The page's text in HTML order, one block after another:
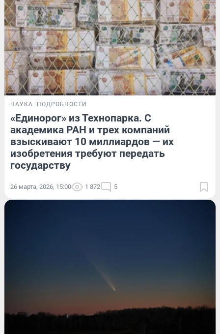
НАУКА ПОДРОБНОСТИ
«Единорог» из Технопарка. С
академика РАН и трех компаний
взыскивают 10 миллиардов — их
изобретения требуют передать
государству
26 марта, 2026, 15:00 1 872 5